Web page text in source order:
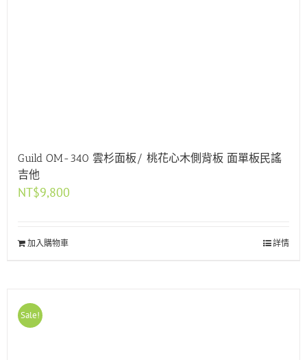
Guild OM-340 雲杉面板/ 桃花心木側背板 面單板民謠
吉他
NT$9,800
加入購物車 詳情
Sale!